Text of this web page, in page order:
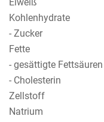
Kohlenhydrate
- Zucker
Fette
- gesättigte Fettsäuren
- Cholesterin
Zellstoff
Natrium